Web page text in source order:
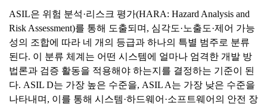
ASIL은 위험 분석·리스크 평가(HARA: Hazard Analysis and
Risk Assessment)를 통해 도출되며, 심각도·노출도·제어 가능
성의 조합에 따라 네 개의 등급과 하나의 특별 범주로 분류
된다. 이 분류 체계는 어떤 시스템에 얼마나 엄격한 개발 방
법론과 검증 활동을 적용해야 하는지를 결정하는 기준이 된
다. ASIL D는 가장 높은 수준을, ASIL A는 가장 낮은 수준을
나타내며, 이를 통해 시스템·하드웨어·소프트웨어의 안전 장